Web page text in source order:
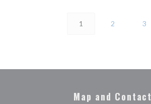
1 2 3
Map and Contact